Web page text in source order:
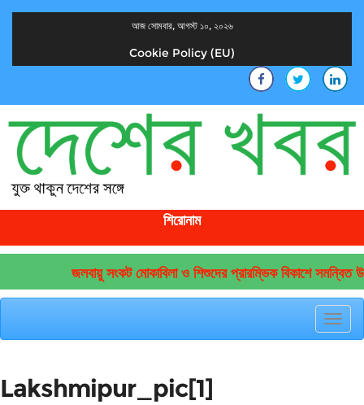
আজ সোমবার, আগস্ট ১০, ২০২৬
Cookie Policy (EU)
শিরোনাম
জলবায়ু সংকট মোকাবিলা ও শিশুদের প্রারম্ভিক বিকাশে সমন্বিত
Lakshmipur_pic[1]